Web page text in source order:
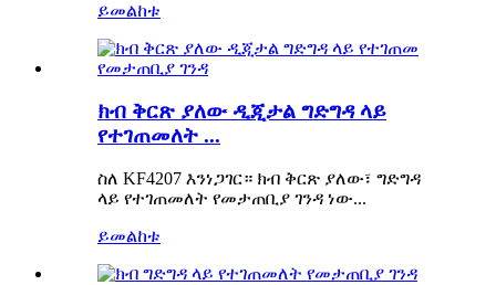
ይመልከቱ
ክብ ቅርጽ ያለው ዲጂታል ግድግዳ ላይ
የተገጠመለት ...
ስለ KF4207 እንነጋገር። ክብ ቅርጽ ያለው፣ ግድግዳ
ላይ የተገጠመለት የመታጠቢያ ገንዳ ነው...
ይመልከቱ